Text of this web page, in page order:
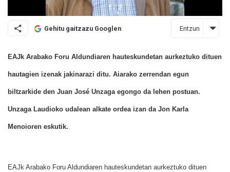
Gehitu gaitzazu Googlen Entzun
EAJk Arabako Foru Aldundiaren hauteskundetan aurkeztuko dituen
hautagien izenak jakinarazi ditu. Aiarako zerrendan egun
biltzarkide den Juan José Unzaga egongo da lehen postuan.
Unzaga Laudioko udalean alkate ordea izan da Jon Karla
Menoioren eskutik.
EAJk Arabako Foru Aldundiaren hauteskundetan aurkeztuko dituen